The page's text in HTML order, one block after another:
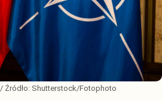
/ Źródło: Shutterstock/Fotophoto